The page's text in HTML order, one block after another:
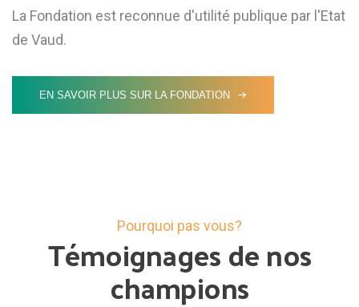
La Fondation est reconnue d'utilité publique par l'Etat
de Vaud.
EN SAVOIR PLUS SUR LA FONDATION
Pourquoi pas vous?
Témoignages de nos
champions